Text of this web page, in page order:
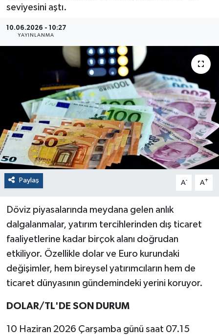
seviyesini aştı.
10.06.2026 - 10:27
YAYINLANMA
Paylaş A- A+
Döviz piyasalarında meydana gelen anlık
dalgalanmalar, yatırım tercihlerinden dış ticaret
faaliyetlerine kadar birçok alanı doğrudan
etkiliyor. Özellikle dolar ve Euro kurundaki
değişimler, hem bireysel yatırımcıların hem de
ticaret dünyasının gündemindeki yerini koruyor.
DOLAR/TL'DE SON DURUM
10 Haziran 2026 Çarşamba günü saat 07.15
Egemax TV